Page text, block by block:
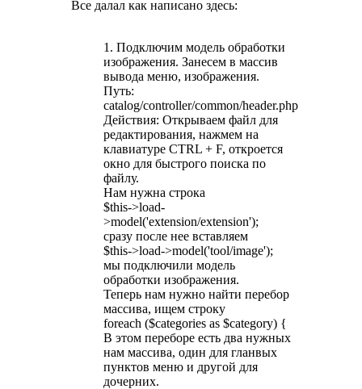
Все далал как написано здесь:
1. Подключим модель обработки
изображения. Занесем в массив
вывода меню, изображения.
Путь:
catalog/controller/common/header.php
Действия: Открываем файл для
редактирования, нажмем на
клавиатуре CTRL + F, откроется
окно для быстрого поиска по
файлу.
Нам нужна строка
$this->load-
>model('extension/extension');
сразу после нее вставляем
$this->load->model('tool/image');
мы подключили модель
обработки изображения.
Теперь нам нужно найти перебор
массива, ищем строку
foreach ($categories as $category) {
В этом переборе есть два нужных
нам массива, один для гланвых
пунктов меню и другой для
дочерних.